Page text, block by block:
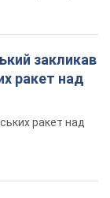
закликав
ракет над
ракет над